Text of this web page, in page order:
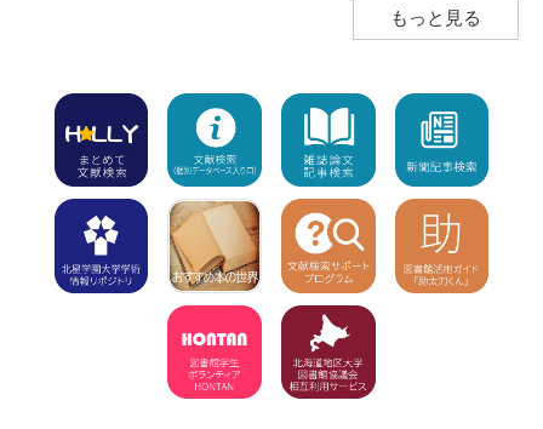
図書館ボランティア団体「HONTAN」の
インスタグラムのお知らせ
NEW!
2026年7月23日 注意
学外利用者（高校生含む）の入館不可
【7/8～8/1】8/2（休館）、8/3から利用
お知らせ
もっと見る